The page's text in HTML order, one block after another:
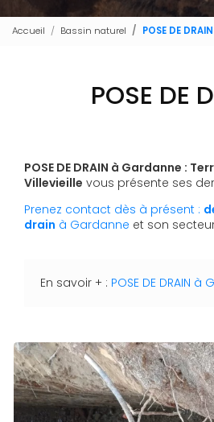
Accueil Bassin naturel POSE DE DRAIN
POSE DE
POSE DE DRAIN à Gardanne :
Villevieille vous présente ses
Prenez contact dès à présent :
drain à Gardanne et son
En savoir + : POSE DE DRAIN à